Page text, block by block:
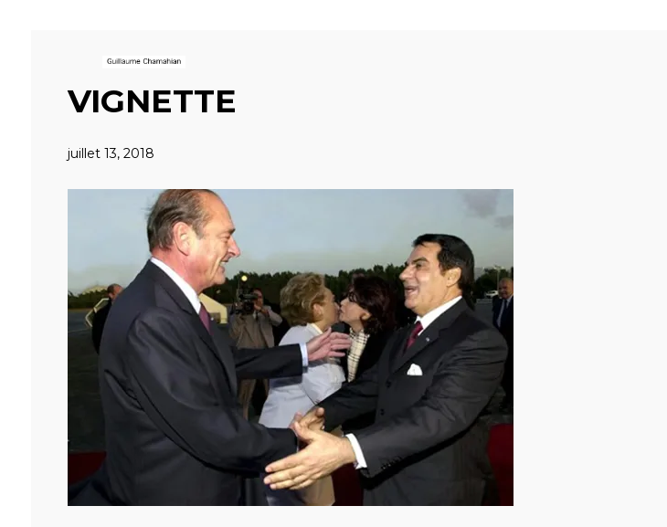
VIGNETTE
juillet 13, 2018